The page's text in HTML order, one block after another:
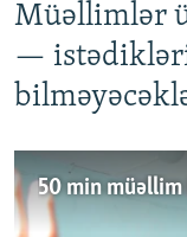
Müəllimlər
—